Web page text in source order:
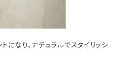
になり、ナチュラルでスタイリッシ